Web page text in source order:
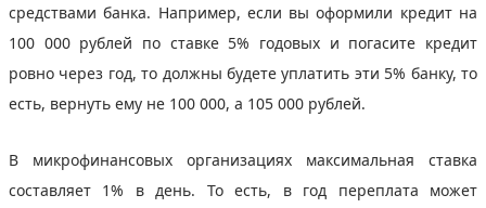
средствами банка. Например, если вы оформили кредит на
100 000 рублей по ставке 5% годовых и погасите кредит
ровно через год, то должны будете уплатить эти 5% банку, то
есть, вернуть ему не 100 000, а 105 000 рублей.
В микрофинансовых организациях максимальная ставка
составляет 1% в день. То есть, в год переплата может